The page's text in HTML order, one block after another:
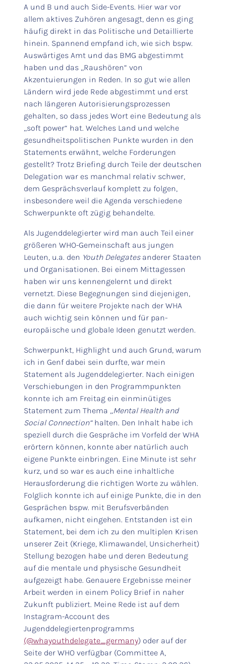
A und B und auch Side-Events. Hier war vor
allem aktives Zuhören angesagt, denn es ging
häufig direkt in das Politische und Detaillierte
hinein. Spannend empfand ich, wie sich bspw.
Auswärtiges Amt und das BMG abgestimmt
haben und das „Raushören“ von
Akzentuierungen in Reden. In so gut wie allen
Ländern wird jede Rede abgestimmt und erst
nach längeren Autorisierungsprozessen
gehalten, so dass jedes Wort eine Bedeutung als
„soft power“ hat. Welches Land und welche
gesundheitspolitischen Punkte wurden in den
Statements erwähnt, welche Forderungen
gestellt? Trotz Briefing durch Teile der deutschen
Delegation war es manchmal relativ schwer,
dem Gesprächsverlauf komplett zu folgen,
insbesondere weil die Agenda verschiedene
Schwerpunkte oft zügig behandelte.
Als Jugenddelegierter wird man auch Teil einer
größeren WHO-Gemeinschaft aus jungen
Leuten, u.a. den Youth Delegatesanderer Staaten
und Organisationen. Bei einem Mittagessen
haben wir uns kennengelernt und direkt
vernetzt. Diese Begegnungen sind diejenigen,
die dann für weitere Projekte nach der WHA
auch wichtig sein können und für pan-
europäische und globale Ideen genutzt werden.
Schwerpunkt, Highlight und auch Grund, warum
ich in Genf dabei sein durfte, war mein
Statement als Jugenddelegierter. Nach einigen
Verschiebungen in den Programmpunkten
konnte ich am Freitag ein einminütiges
Statement zum Thema „Mental Health and
Social Connection“halten. Den Inhalt habe ich
speziell durch die Gespräche im Vorfeld der WHA
erörtern können, konnte aber natürlich auch
eigene Punkte einbringen. Eine Minute ist sehr
kurz, und so war es auch eine inhaltliche
Herausforderung die richtigen Worte zu wählen.
Folglich konnte ich auf einige Punkte, die in den
Gesprächen bspw. mit Berufsverbänden
aufkamen, nicht eingehen. Entstanden ist ein
Statement, bei dem ich zu den multiplen Krisen
unserer Zeit (Kriege, Klimawandel, Unsicherheit)
Stellung bezogen habe und deren Bedeutung
auf die mentale und physische Gesundheit
aufgezeigt habe. Genauere Ergebnisse meiner
Arbeit werden in einem Policy Brief in naher
Zukunft publiziert. Meine Rede ist auf dem
Instagram-Account des
Jugenddelegiertenprogramms
(@whayouthdelegate_germany) oder auf der
Seite der WHO verfügbar (Committee A,